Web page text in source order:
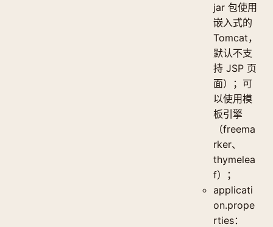
jar 包使用
嵌入式的
Tomcat，
默认不支
持 JSP 页
面）；可
以使用模
板引擎
（freema
rker、
thymelea
f）；
applicati
on.prope
rties：